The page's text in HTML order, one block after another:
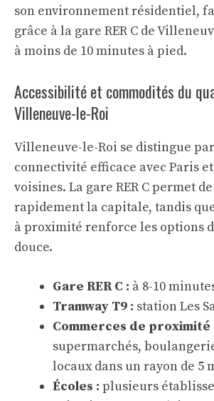
son environnement résidentiel,
grâce à la gare RER C de
à moins de 10 minutes à pied.
Accessibilité et commodités du
Villeneuve-le-Roi
Villeneuve-le-Roi se distingue
connectivité efficace avec Paris
voisines. La gare RER C permet
rapidement la capitale, tandis
à proximité renforce les options
douce.
Gare RER C : à 8-10
Tramway T9 : station Les
Commerces de proximité
supermarchés,
locaux dans un rayon de 5
Écoles : plusieurs